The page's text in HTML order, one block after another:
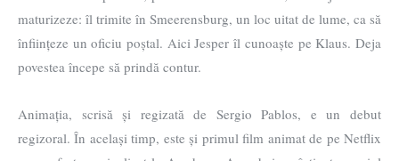
maturizeze: îl trimite în Smeerensburg, un loc uitat de lume, ca să
înființeze un oficiu poștal. Aici Jesper îl cunoaște pe Klaus. Deja
povestea începe să prindă contur.
Animația, scrisă și regizată de Sergio Pablos, e un debut
regizoral. În același timp, este și primul film animat de pe Netflix